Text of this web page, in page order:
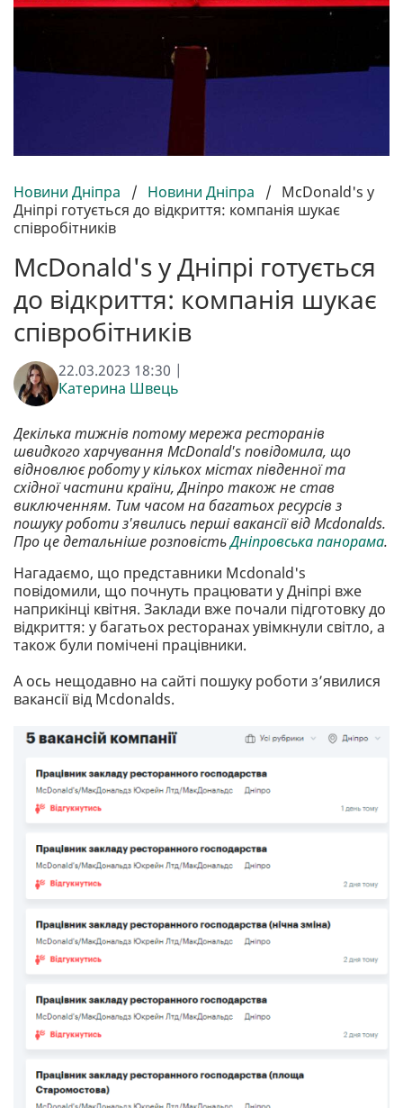
Новини Дніпра / Новини Дніпра / McDonald's у
Дніпрі готується до відкриття: компанія шукає
співробітників
McDonald's у Дніпрі готується
до відкриття: компанія шукає
співробітників
22.03.2023 18:30 |
Катерина Швець
Декілька тижнів потому мережа ресторанів
швидкого харчування McDonald's повідомила, що
відновлює роботу у кількох містах південної та
східної частини країни, Дніпро також не став
виключенням. Тим часом на багатьох ресурсів з
пошуку роботи з'явились перші вакансії від Mcdonalds.
Про це детальніше розповістьДніпровська панорама.
Нагадаємо, що представники Mcdonald's
повідомили, що почнуть працювати у Дніпрі вже
наприкінці квітня. Заклади вже почали підготовку до
відкриття: у багатьох ресторанах увімкнули світло, а
також були помічені працівники.
А ось нещодавно на сайті пошуку роботи з’явилися
вакансії від Mcdonalds.